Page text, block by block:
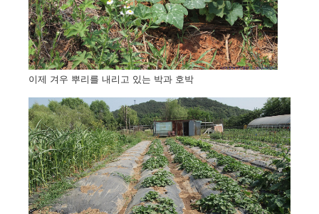
이제 겨우 뿌리를 내리고 있는 박과 호박